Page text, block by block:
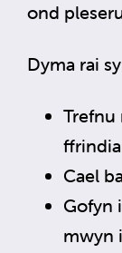
ond
Dyma rai
Trefnu
Cael
Gofyn
mwyn